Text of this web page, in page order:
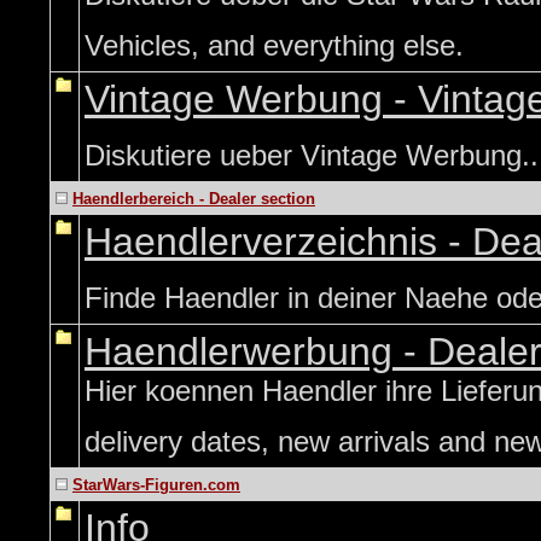
Vehicles, and everything else.
Vintage Werbung -
Diskutiere ueber Vintage
Haendlerbereich - Dealer section
Haendlerverzeichnis -
Finde Haendler in deiner Naehe
Haendlerwerbung -
Hier koennen Haendler ihre
delivery dates, new arrivals and
StarWars-Figuren.com
Info